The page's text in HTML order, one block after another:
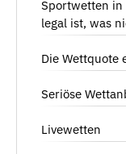
Sportwetten in
legal ist, was
Die Wettquote
Seriöse
Livewetten